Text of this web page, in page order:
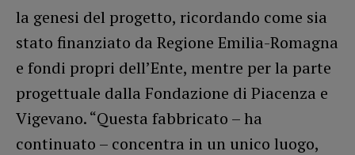
la genesi del progetto, ricordando come sia
stato finanziato da Regione Emilia-Romagna
e fondi propri dell’Ente, mentre per la parte
progettuale dalla Fondazione di Piacenza e
Vigevano. “Questa fabbricato – ha
continuato – concentra in un unico luogo,